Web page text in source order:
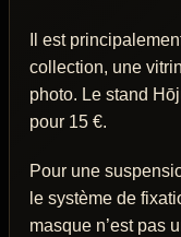
Il est
collection, une
photo. Le stand
pour 15 €.
Pour une
le système de
masque n’est pas